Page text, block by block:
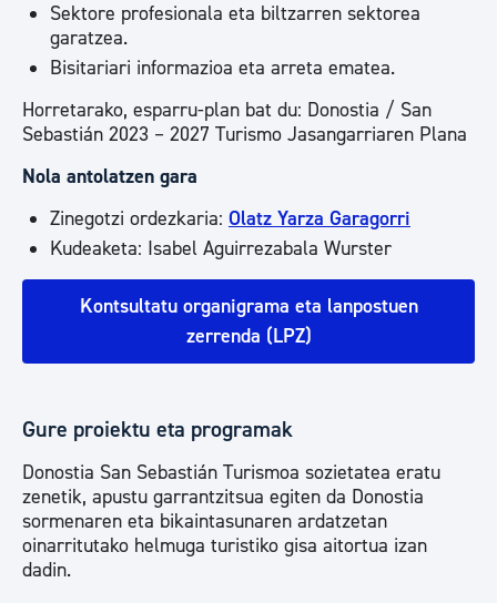
Sektore profesionala eta biltzarren sektorea
garatzea.
Bisitariari informazioa eta arreta ematea.
Horretarako, esparru-plan bat du: Donostia / San
Sebastián 2023 – 2027 Turismo Jasangarriaren Plana
Nola antolatzen gara
Zinegotzi ordezkaria: Olatz Yarza Garagorri
Kudeaketa: Isabel Aguirrezabala Wurster
Kontsultatu organigrama eta lanpostuen
zerrenda (LPZ)
Gure proiektu eta programak
Donostia San Sebastián Turismoa sozietatea eratu
zenetik, apustu garrantzitsua egiten da Donostia
sormenaren eta bikaintasunaren ardatzetan
oinarritutako helmuga turistiko gisa aitortua izan
dadin.